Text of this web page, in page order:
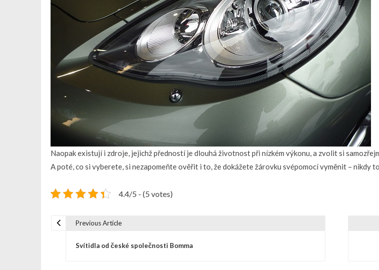
Naopak existují i zdroje, jejichž předností je dlouhá životnost při nízkém výkonu, a zvolit si
A poté, co si vyberete, si nezapomeňte ověřit i to, že dokážete žárovku svépomocí vyměnit – nikdy
4.4/5 - (5 votes)
Previous Article
Svítidla od české společnosti Bomma